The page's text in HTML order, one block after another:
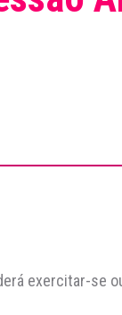
exercitar-se